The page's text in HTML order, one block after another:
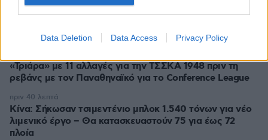
Data Deletion Data Access Privacy Policy
περιβάλλον
«Τριάρα» με 11 αλλαγές για την ΤΣΣΚΑ 1948 πριν τη
ρεβάνς με τον Παναθηναϊκό για το Conference League
Κίνα: Σήκωσαν τσιμεντένιο μπλοκ 1.540 τόνων για νέο
λιμενικό έργο – Θα κατασκευαστούν 75 για έως 72
πλοία
πριν 40 λεπτά